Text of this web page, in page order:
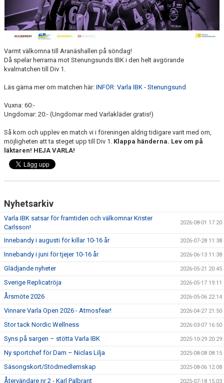
BILDGALLERI
Varmt välkomna till Aranäshallen på söndag!
Då spelar herrarna mot Stenungsunds IBK i den helt avgörande
kvalmatchen till Div 1.
Läs gärna mer om matchen här: INFÖR: Varla IBK - Stenungsund
Vuxna: 60:-
Ungdomar: 20:- (Ungdomar med Varlakläder gratis!)
Så kom och upplev en match vi i föreningen aldrig tidigare varit med om,
möjligheten att ta steget upp till Div 1. Klappa händerna. Lev om på
läktaren! HEJA VARLA!
Nyhetsarkiv
Varla IBK satsar för framtiden och välkomnar Krister
Carlsson!
2026-08-01 17:20
Innebandy i augusti för killar 10-16 år 2026-07-28 11:38
Innebandy i juni för tjejer 10-16 år 2026-06-13 11:38
Glädjande nyheter 2026-05-21 20:45
Sverige Replicatröja 2026-05-17 19:11
Årsmöte 2026 2026-05-06 22:14
Vinnare Varla Open 2026 - Atmosfear! 2026-04-27 21:50
Stor tack Nordic Wellness 2026-03-07 16:50
Syns på sargen – stötta Varla IBK 2025-10-29 20:29
Ny sportchef för Dam – Niclas Lilja 2025-08-08 08:15
Säsongskort/Stödmedlemskap 2025-08-06 12:08
Återvändare nr 2 - Karl Palbrant 2025-07-18 15:03